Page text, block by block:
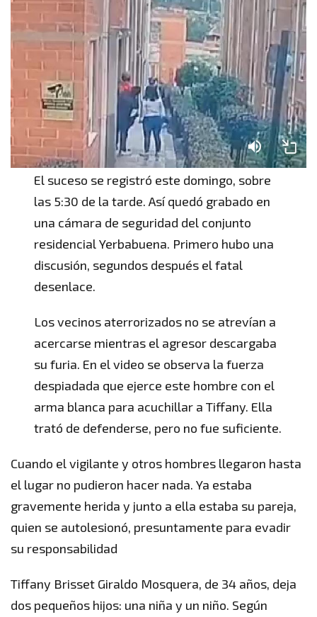
El suceso se registró este domingo, sobre
las 5:30 de la tarde. Así quedó grabado en
una cámara de seguridad del conjunto
residencial Yerbabuena. Primero hubo una
discusión, segundos después el fatal
desenlace.
Los vecinos aterrorizados no se atrevían a
acercarse mientras el agresor descargaba
su furia. En el video se observa la fuerza
despiadada que ejerce este hombre con el
arma blanca para acuchillar a Tiffany. Ella
trató de defenderse, pero no fue suficiente.
Cuando el vigilante y otros hombres llegaron hasta
el lugar no pudieron hacer nada. Ya estaba
gravemente herida y junto a ella estaba su pareja,
quien se autolesionó, presuntamente para evadir
su responsabilidad
Tiffany Brisset Giraldo Mosquera, de 34 años, deja
dos pequeños hijos: una niña y un niño. Según